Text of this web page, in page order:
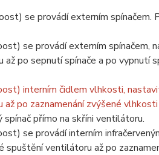
se provádí externím spínačem.
se provádí externím spínačem,
po sepnutí spínače a po vypnutí
interním čidlem vlhkosti,
po zaznamenání zvýšené
přímo na skříni ventilátoru.
se provádí interním
ventilátoru až po